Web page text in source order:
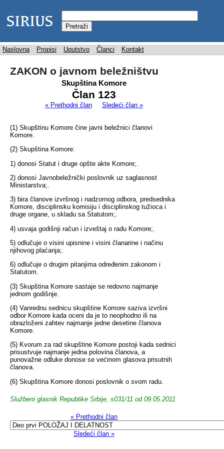
Naslovna Propisi Uputstvo Članci Kontakt
ZAKON o javnom beležništvu
Skupština Komore
Član 123
« Prethodni član Sledeći član »
(1) Skupštinu Komore čine javni beležnici članovi
Komore.
(2) Skupština Komore:
1) donosi Statut i druge opšte akte Komore;.
2) donosi Javnobeležnički poslovnik uz saglasnost
Ministarstva;.
3) bira članove izvršnog i nadzornog odbora, predsednika
Komore, disciplinsku komisiju i disciplinskog tužioca i
druge organe, u skladu sa Statutom;.
4) usvaja godišnji račun i izveštaj o radu Komore;.
5) odlučuje o visini upisnine i visini članarine i načinu
njihovog plaćanja;.
6) odlučuje o drugim pitanjima određenim zakonom i
Statutom.
(3) Skupština Komore sastaje se redovno najmanje
jednom godišnje.
(4) Vanrednu sednicu skupštine Komore saziva izvršni
odbor Komore kada oceni da je to neophodno ili na
obrazloženi zahtev najmanje jedne desetine članova
Komore.
(5) Kvorum za rad skupštine Komore postoji kada sednici
prisustvuje najmanje jedna polovina članova, a
punovažne odluke donose se većinom glasova prisutnih
članova.
(6) Skupština Komore donosi poslovnik o svom radu.
Službeni glasnik Republike Srbije, s031/11 od 09.05.2011
« Prethodni član
Sledeći član »